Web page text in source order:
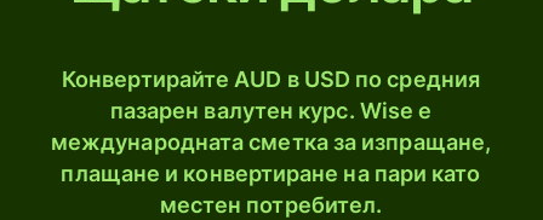
Конвертирайте AUD в USD по средния
пазарен валутен курс. Wise е
международната сметка за изпращане,
плащане и конвертиране на пари като
местен потребител.